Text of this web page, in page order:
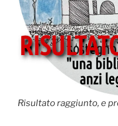
Risultato raggiunto, e